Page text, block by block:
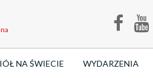
NA ŚWIECIE WYDARZENIA